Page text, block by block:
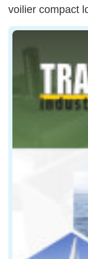
voilier compact